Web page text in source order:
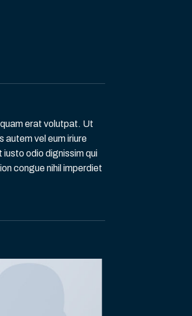
erat volutpat. Ut
autem vel eum iriure
odio dignissim qui
congue nihil imperdiet